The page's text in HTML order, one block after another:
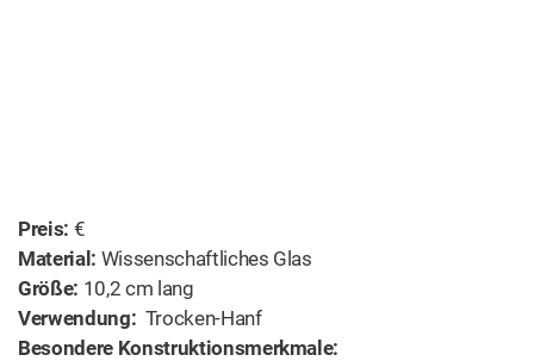
Preis: €
Material: Wissenschaftliches Glas
Größe: 10,2 cm lang
Verwendung: Trocken-Hanf
Besondere Konstruktionsmerkmale: